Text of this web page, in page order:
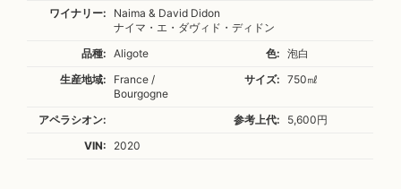
ワイナリー:
Naima & David Didon
ナイマ・エ・ダヴィド・ディドン
品種:
Aligote 色:
泡白
生産地域:
France /
Bourgogne
サイズ: 750㎖
アペラシオン: 参考上代:
5,600円
VIN:
2020